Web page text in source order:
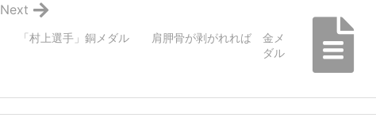
「村上選手」銅メダル 肩胛骨が剥がれれば 金メ
ダル
Next